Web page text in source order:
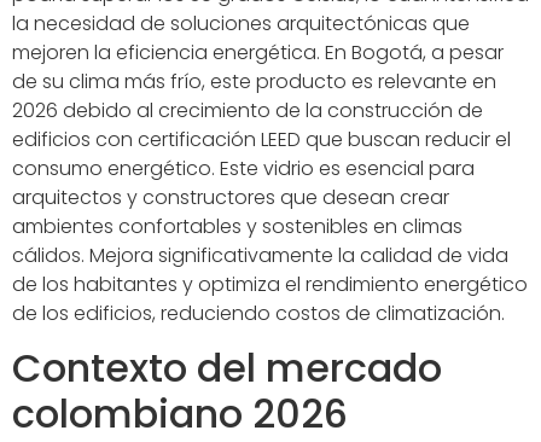
la necesidad de soluciones arquitectónicas que
mejoren la eficiencia energética. En Bogotá, a pesar
de su clima más frío, este producto es relevante en
2026 debido al crecimiento de la construcción de
edificios con certificación LEED que buscan reducir el
consumo energético. Este vidrio es esencial para
arquitectos y constructores que desean crear
ambientes confortables y sostenibles en climas
cálidos. Mejora significativamente la calidad de vida
de los habitantes y optimiza el rendimiento energético
de los edificios, reduciendo costos de climatización.
Contexto del mercado
colombiano 2026